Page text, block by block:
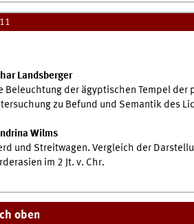
Landsberger
Beleuchtung der ägyptischen Tempel der
zu Befund und Semantik des
Wilms
und Streitwagen. Vergleich der
im 2 Jt. v. Chr.
oben